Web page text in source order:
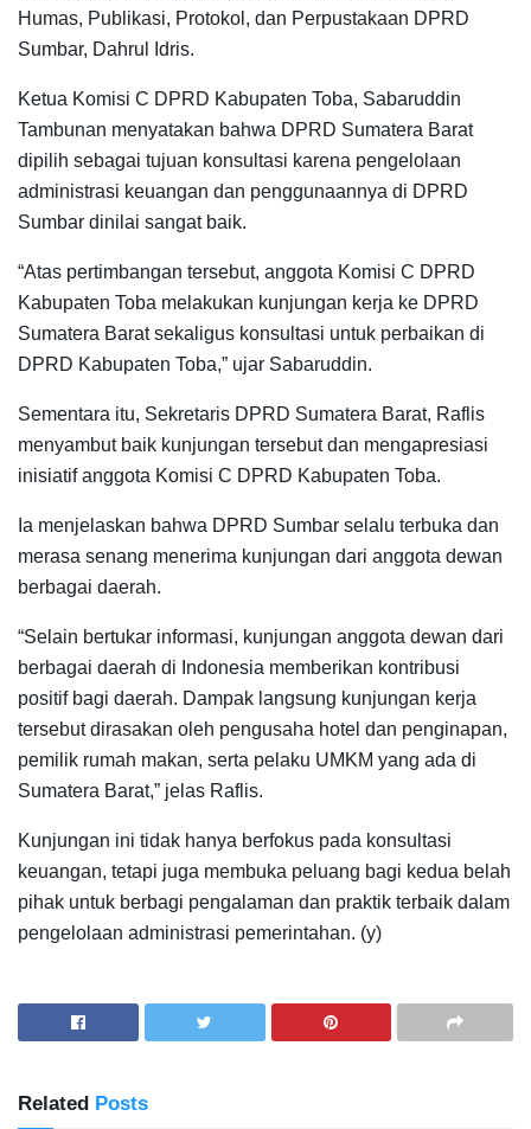
Humas, Publikasi, Protokol, dan Perpustakaan DPRD
Sumbar, Dah­rul Idris.
Ketua Komisi C DPRD Kabupaten Toba, Sabaruddin
Tambunan menyatakan bahwa DPRD Suma­tera Barat
dipilih sebagai tujuan konsultasi karena pengelolaan
administrasi keuangan dan penggu­naannya di DPRD
Sumbar dinilai sangat baik.
“Atas pertimbangan tersebut, anggota Komisi C DPRD
Kabupaten Toba me­lakukan kunjungan kerja ke DPRD
Sumatera Barat se­kaligus konsultasi untuk perbaikan di
DPRD Kabupaten Toba,” ujar Sabaruddin.
Sementara itu, Sekretaris DPRD Sumatera Barat, Raflis
menyambut baik kunjungan tersebut dan mengapresiasi
inisiatif ang­gota Komisi C DPRD Kabupaten Toba.
Ia menjelaskan bahwa DPRD Sumbar selalu terbuka dan
merasa senang menerima kunjungan dari anggota dewan
berbagai daerah.
“Selain bertukar informasi, kunjungan anggota dewan dari
berbagai daerah di Indonesia memberikan kontribusi
positif bagi daerah. Dampak langsung kunjungan kerja
tersebut dirasakan oleh pengusaha hotel dan penginapan,
pemilik rumah makan, serta pelaku UMKM yang ada di
Sumatera Barat,” jelas Raflis.
Kunjungan ini tidak ha­nya berfokus pada konsultasi
keuangan, tetapi juga membuka peluang bagi kedua belah
pihak untuk berbagi pengalaman dan praktik terbaik dalam
pe­ngelolaan administrasi pemerintahan. (y)
Related Posts